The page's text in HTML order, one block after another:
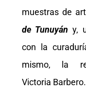
muestras de
de Tunuyán y,
con la
mismo, la
Victoria